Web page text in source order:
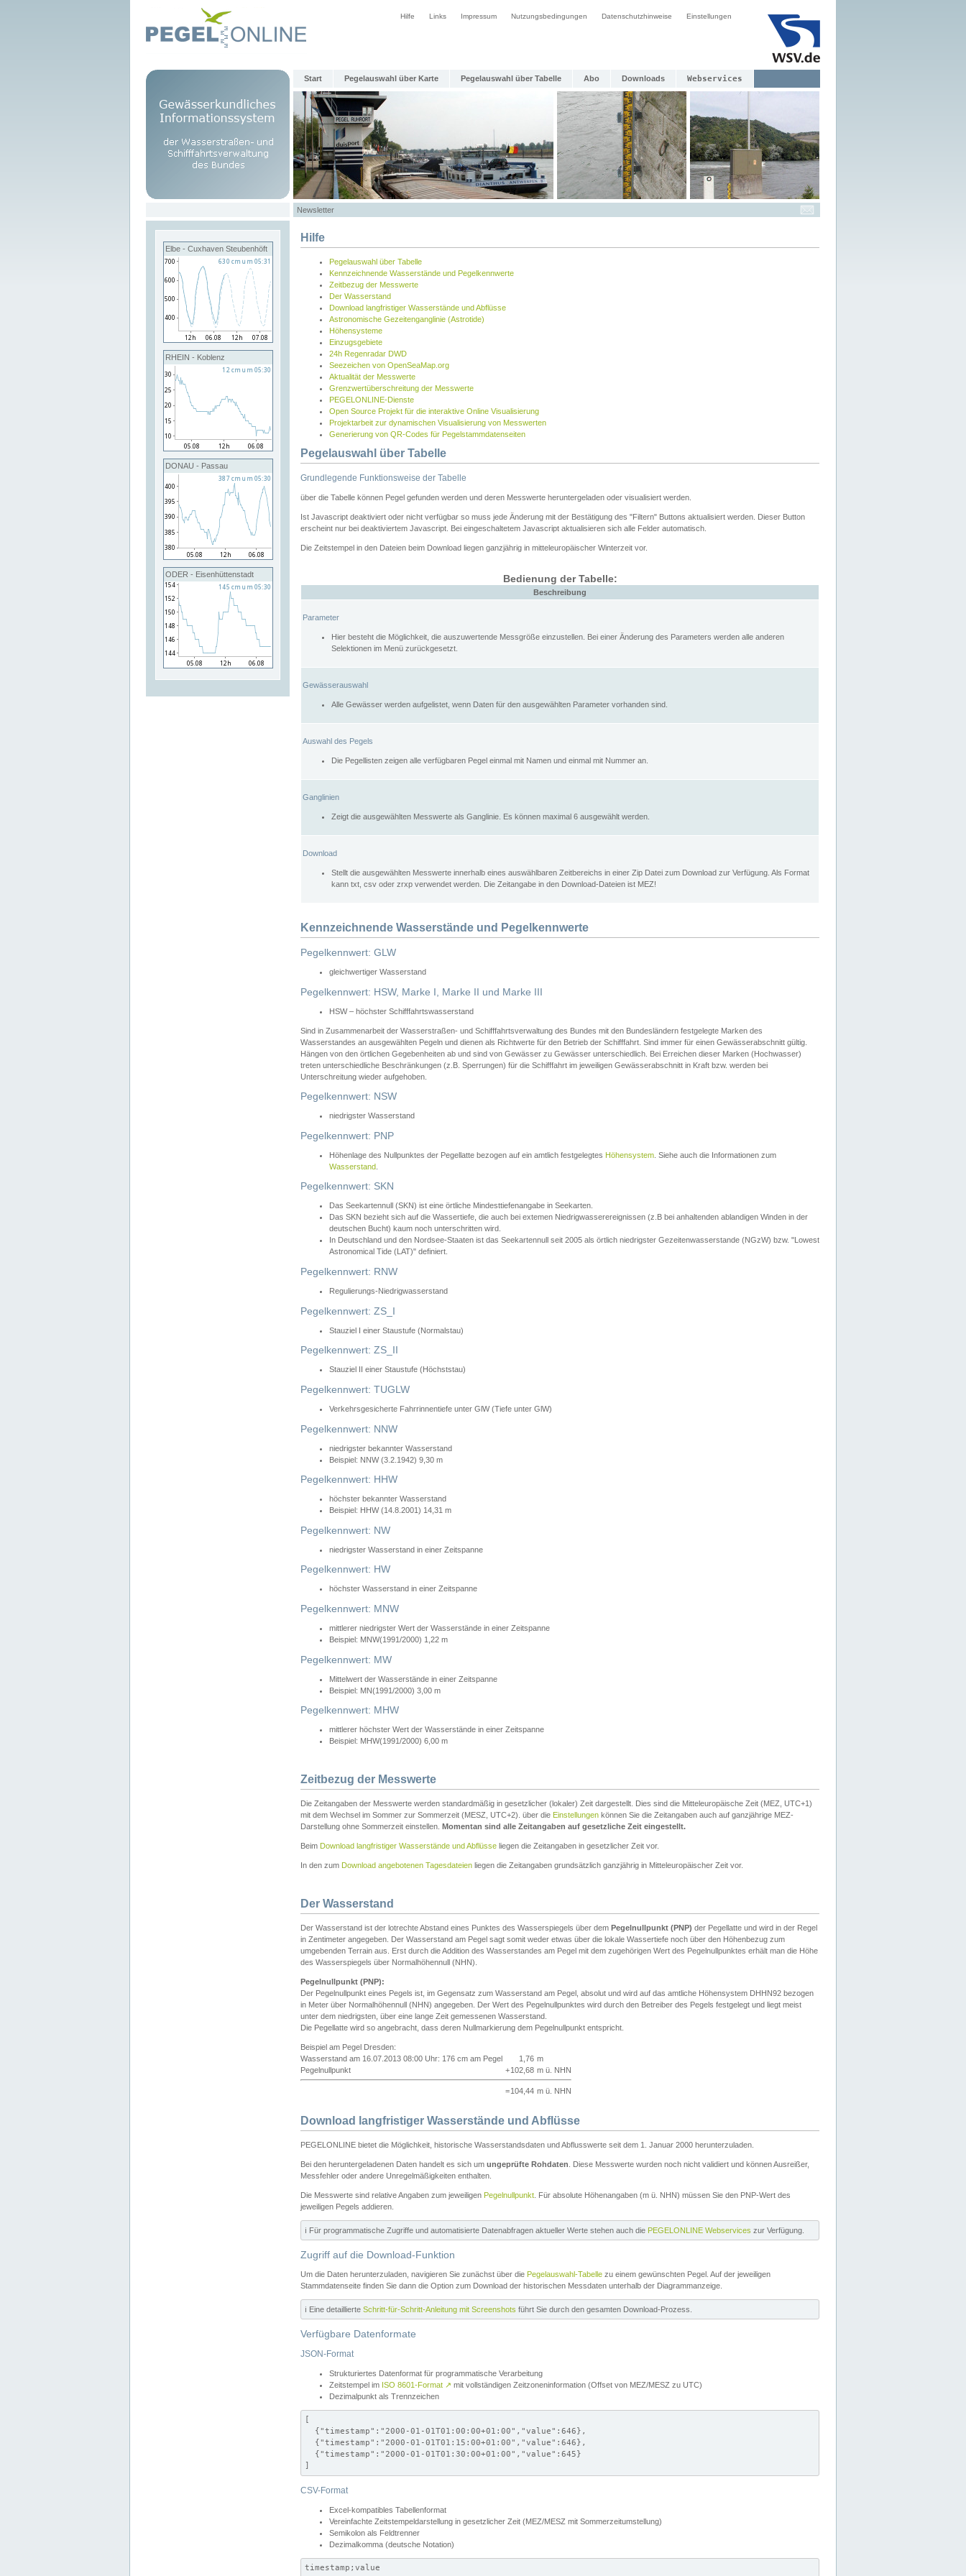
Hilfe Links Impressum Nutzungsbedingungen Datenschutzhinweise Einstellungen
Start Pegelauswahl über Karte Pegelauswahl über Tabelle Abo Downloads Webservices
Newsletter
Elbe - Cuxhaven Steubenhöft
RHEIN - Koblenz
DONAU - Passau
ODER - Eisenhüttenstadt
Hilfe
Pegelauswahl über Tabelle
Kennzeichnende Wasserstände und Pegelkennwerte
Zeitbezug der Messwerte
Der Wasserstand
Download langfristiger Wasserstände und Abflüsse
Astronomische Gezeitenganglinie (Astrotide)
Höhensysteme
Einzugsgebiete
24h Regenradar DWD
Seezeichen von OpenSeaMap.org
Aktualität der Messwerte
Grenzwertüberschreitung der Messwerte
PEGELONLINE-Dienste
Open Source Projekt für die interaktive Online Visualisierung
Projektarbeit zur dynamischen Visualisierung von Messwerten
Generierung von QR-Codes für Pegelstammdatenseiten
Pegelauswahl über Tabelle
Grundlegende Funktionsweise der Tabelle
über die Tabelle können Pegel gefunden werden und deren Messwerte heruntergeladen oder visualisiert werden.
Ist Javascript deaktiviert oder nicht verfügbar so muss jede Änderung mit der Bestätigung des "Filtern" Buttons aktualisiert werden. Dieser Button
erscheint nur bei deaktiviertem Javascript. Bei eingeschaltetem Javascript aktualisieren sich alle Felder automatisch.
Die Zeitstempel in den Dateien beim Download liegen ganzjährig in mitteleuropäischer Winterzeit vor.
Bedienung der Tabelle:
Beschreibung
Parameter
Hier besteht die Möglichkeit, die auszuwertende Messgröße einzustellen. Bei einer Änderung des Parameters werden alle anderen
Selektionen im Menü zurückgesetzt.
Gewässerauswahl
Alle Gewässer werden aufgelistet, wenn Daten für den ausgewählten Parameter vorhanden sind.
Auswahl des Pegels
Die Pegellisten zeigen alle verfügbaren Pegel einmal mit Namen und einmal mit Nummer an.
Ganglinien
Zeigt die ausgewählten Messwerte als Ganglinie. Es können maximal 6 ausgewählt werden.
Download
Stellt die ausgewählten Messwerte innerhalb eines auswählbaren Zeitbereichs in einer Zip Datei zum Download zur Verfügung. Als Format
kann txt, csv oder zrxp verwendet werden. Die Zeitangabe in den Download-Dateien ist MEZ!
Kennzeichnende Wasserstände und Pegelkennwerte
Pegelkennwert: GLW
gleichwertiger Wasserstand
Pegelkennwert: HSW, Marke I, Marke II und Marke III
HSW – höchster Schifffahrtswasserstand
Sind in Zusammenarbeit der Wasserstraßen- und Schifffahrtsverwaltung des Bundes mit den Bundesländern festgelegte Marken des
Wasserstandes an ausgewählten Pegeln und dienen als Richtwerte für den Betrieb der Schifffahrt. Sind immer für einen Gewässerabschnitt gültig.
Hängen von den örtlichen Gegebenheiten ab und sind von Gewässer zu Gewässer unterschiedlich. Bei Erreichen dieser Marken (Hochwasser)
treten unterschiedliche Beschränkungen (z.B. Sperrungen) für die Schifffahrt im jeweiligen Gewässerabschnitt in Kraft bzw. werden bei
Unterschreitung wieder aufgehoben.
Pegelkennwert: NSW
niedrigster Wasserstand
Pegelkennwert: PNP
Höhenlage des Nullpunktes der Pegellatte bezogen auf ein amtlich festgelegtes Höhensystem . Siehe auch die Informationen zum
Wasserstand
Pegelkennwert: SKN
Das Seekartennull (SKN) ist eine örtliche Mindesttiefenangabe in Seekarten.
Das SKN bezieht sich auf die Wassertiefe, die auch bei extemen Niedrigwasserereignissen (z.B bei anhaltenden ablandigen Winden in der
deutschen Bucht) kaum noch unterschritten wird.
In Deutschland und den Nordsee-Staaten ist das Seekartennull seit 2005 als örtlich niedrigster Gezeitenwasserstande (NGzW) bzw. "Lowest
Astronomical Tide (LAT)" definiert.
Pegelkennwert: RNW
Regulierungs-Niedrigwasserstand
Pegelkennwert: ZS_I
Stauziel I einer Staustufe (Normalstau)
Pegelkennwert: ZS_II
Stauziel II einer Staustufe (Höchststau)
Pegelkennwert: TUGLW
Verkehrsgesicherte Fahrrinnentiefe unter GlW (Tiefe unter GlW)
Pegelkennwert: NNW
niedrigster bekannter Wasserstand
Beispiel: NNW (3.2.1942) 9,30 m
Pegelkennwert: HHW
höchster bekannter Wasserstand
Beispiel: HHW (14.8.2001) 14,31 m
Pegelkennwert: NW
niedrigster Wasserstand in einer Zeitspanne
Pegelkennwert: HW
höchster Wasserstand in einer Zeitspanne
Pegelkennwert: MNW
mittlerer niedrigster Wert der Wasserstände in einer Zeitspanne
Beispiel: MNW(1991/2000) 1,22 m
Pegelkennwert: MW
Mittelwert der Wasserstände in einer Zeitspanne
Beispiel: MN(1991/2000) 3,00 m
Pegelkennwert: MHW
mittlerer höchster Wert der Wasserstände in einer Zeitspanne
Beispiel: MHW(1991/2000) 6,00 m
Zeitbezug der Messwerte
Die Zeitangaben der Messwerte werden standardmäßig in gesetzlicher (lokaler) Zeit dargestellt. Dies sind die Mitteleuropäische Zeit (MEZ, UTC+1)
mit dem Wechsel im Sommer zur Sommerzeit (MESZ, UTC+2). über die Einstellungen können Sie die Zeitangaben auch auf ganzjährige MEZ-
Darstellung ohne Sommerzeit einstellen. Momentan sind alle Zeitangaben auf gesetzliche Zeit eingestellt.
Beim Download langfristiger Wasserstände und Abflüsse liegen die Zeitangaben in gesetzlicher Zeit vor.
In den zum Download angebotenen Tagesdateien liegen die Zeitangaben grundsätzlich ganzjährig in Mitteleuropäischer Zeit vor.
Der Wasserstand
Der Wasserstand ist der lotrechte Abstand eines Punktes des Wasserspiegels über dem Pegelnullpunkt (PNP) der Pegellatte und wird in der Regel
in Zentimeter angegeben. Der Wasserstand am Pegel sagt somit weder etwas über die lokale Wassertiefe noch über den Höhenbezug zum
umgebenden Terrain aus. Erst durch die Addition des Wasserstandes am Pegel mit dem zugehörigen Wert des Pegelnullpunktes erhält man die Höhe
des Wasserspiegels über Normalhöhennull (NHN).
Pegelnullpunkt (PNP):
Der Pegelnullpunkt eines Pegels ist, im Gegensatz zum Wasserstand am Pegel, absolut und wird auf das amtliche Höhensystem DHHN92 bezogen
in Meter über Normalhöhennull (NHN) angegeben. Der Wert des Pegelnullpunktes wird durch den Betreiber des Pegels festgelegt und liegt meist
unter dem niedrigsten, über eine lange Zeit gemessenen Wasserstand.
Die Pegellatte wird so angebracht, dass deren Nullmarkierung dem Pegelnullpunkt entspricht.
Beispiel am Pegel Dresden:
Wasserstand am 16.07.2013 08:00 Uhr: 176 cm am Pegel
1,76 m
Pegelnullpunkt
+102,68 m ü. NHN
=104,44 m ü. NHN
Download langfristiger Wasserstände und Abflüsse
PEGELONLINE bietet die Möglichkeit, historische Wasserstandsdaten und Abflusswerte seit dem 1. Januar 2000 herunterzuladen.
Bei den heruntergeladenen Daten handelt es sich um ungeprüfte Rohdaten . Diese Messwerte wurden noch nicht validiert und können Ausreißer,
Messfehler oder andere Unregelmäßigkeiten enthalten.
Die Messwerte sind relative Angaben zum jeweiligen Pegelnullpunkt . Für absolute Höhenangaben (m ü. NHN) müssen Sie den PNP-Wert des
jeweiligen Pegels addieren.
ℹ️ Für programmatische Zugriffe und automatisierte Datenabfragen aktueller Werte stehen auch die PEGELONLINE Webservices zur Verfügung.
Zugriff auf die Download-Funktion
Um die Daten herunterzuladen, navigieren Sie zunächst über die Pegelauswahl-Tabelle zu einem gewünschten Pegel. Auf der jeweiligen
Stammdatenseite finden Sie dann die Option zum Download der historischen Messdaten unterhalb der Diagrammanzeige.
ℹ️ Eine detaillierte Schritt-für-Schritt-Anleitung mit Screenshots führt Sie durch den gesamten Download-Prozess.
Verfügbare Datenformate
JSON-Format
Strukturiertes Datenformat für programmatische Verarbeitung
Zeitstempel im ISO 8601-Format ↗ mit vollständigen Zeitzoneninformation (Offset von MEZ/MESZ zu UTC)
Dezimalpunkt als Trennzeichen
[
  {"timestamp":"2000-01-01T01:00:00+01:00","value":646},
  {"timestamp":"2000-01-01T01:15:00+01:00","value":646},
  {"timestamp":"2000-01-01T01:30:00+01:00","value":645}
]
CSV-Format
Excel-kompatibles Tabellenformat
Vereinfachte Zeitstempeldarstellung in gesetzlicher Zeit (MEZ/MESZ mit Sommerzeitumstellung)
Semikolon als Feldtrenner
Dezimalkomma (deutsche Notation)
timestamp;value